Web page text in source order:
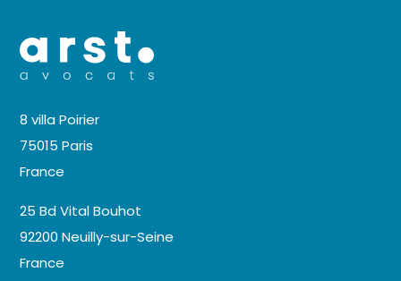
8 villa Poirier
75015 Paris
France
25 Bd Vital Bouhot
92200 Neuilly-sur-Seine
France